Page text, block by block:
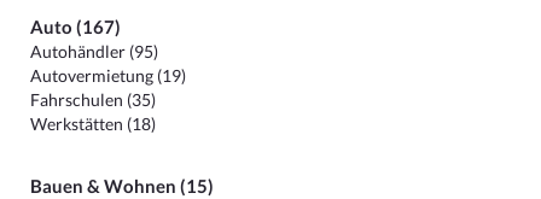
Auto (167)
Autohändler (95)
Autovermietung (19)
Fahrschulen (35)
Werkstätten (18)
Bauen & Wohnen (15)